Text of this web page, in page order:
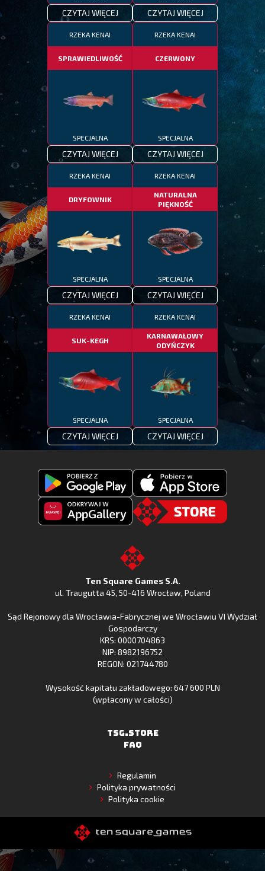
CZYTAJ WIĘCEJ CZYTAJ WIĘCEJ
RZEKA KENAI
SPRAWIEDLIWOŚĆ
SPECJALNA
CZYTAJ WIĘCEJ
RZEKA KENAI
CZERWONY
SPECJALNA
CZYTAJ WIĘCEJ
RZEKA KENAI
DRYFOWNIK
SPECJALNA
CZYTAJ WIĘCEJ
RZEKA KENAI
NATURALNA
PIĘKNOŚĆ
SPECJALNA
CZYTAJ WIĘCEJ
RZEKA KENAI
SUK-KEGH
SPECJALNA
CZYTAJ WIĘCEJ
RZEKA KENAI
KARNAWAŁOWY
ODYŃCZYK
SPECJALNA
CZYTAJ WIĘCEJ
Pobierz
Fishing
Pobierz
Fishing
z
Apple
Store
Huawei
Gallery
to
the
Ten Square Games S.A.
ul. Traugutta 45, 50-416 Wrocław, Poland
Sąd Rejonowy dla Wrocławia-Fabrycznej we Wrocławiu VI Wydział
Gospodarczy
KRS: 0000704863
NIP: 8982196752
REGON: 021744780
Wysokość kapitału zakładowego: 647 600 PLN
(wpłacony w całości)
TSG.STORE
FAQ
Regulamin
Polityka prywatności
Polityka cookie